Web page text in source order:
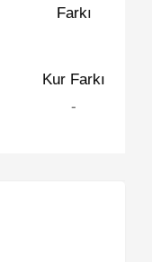
Kur Farkı
-